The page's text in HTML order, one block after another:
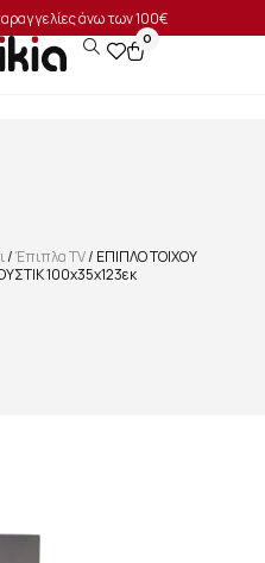
άνω των 100€
0
/Έπιπλα TV/ ΕΠΙΠΛΟ ΤΟΙΧΟΥ
100x35x123εκ